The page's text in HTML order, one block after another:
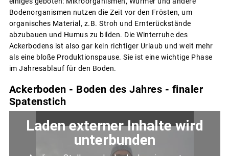
Bodenorganismen nutzen die Zeit vor den Frösten, um
organisches Material, z.B. Stroh und Ernterückstände
abzubauen und Humus zu bilden. Die Winterruhe des
Ackerbodens ist also gar kein richtiger Urlaub und weit mehr
als eine bloße Produktionspause. Sie ist eine wichtige Phase
im Jahresablauf für den Boden.
Ackerboden - Boden des Jahres - finaler
Spatenstich